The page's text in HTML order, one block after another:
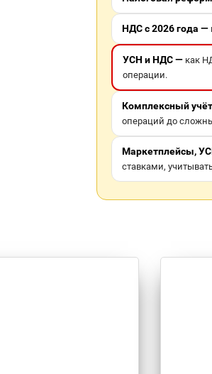
НДС с 2026 года —
УСН и НДС — как
операции.
Комплексный
операций до
Маркетплейсы,
ставками,